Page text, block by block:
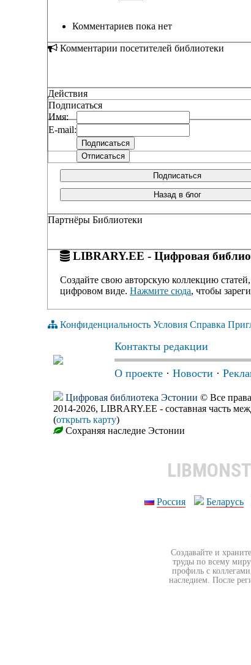
Комментариев пока нет
Комментарии посетителей библиотеки
Действия
Подписаться
Имя:
E-mail:
Подписаться
Назад в блог
Партнёры Библиотеки
LIBRARY.EE - Цифровая
Создайте свою авторскую коллекцию
цифровом виде. Нажмите сюда, чтобы
Конфиденциальность Условия Справка
Контакты редакции
О проекте · Новости ·
Цифровая библиотека Эстонии © Все
2014-2026, LIBRARY.EE - составная часть
(открыть карту)
Сохраняя наследие Эстонии
Россия Беларусь
Создавайте и
труды по всему
профиль с
наследием. После